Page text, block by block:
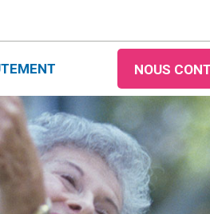
NOUS